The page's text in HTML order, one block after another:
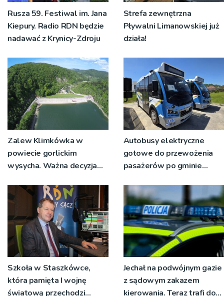
Rusza 59. Festiwal im. Jana
Kiepury. Radio RDN będzie
nadawać z Krynicy-Zdroju
Strefa zewnętrzna
Pływalni Limanowskiej już
działa!
Zalew Klimkówka w
powiecie gorlickim
wysycha. Ważna decyzja
Autobusy elektryczne
gotowe do przewożenia
pasażerów po gminie
Szkoła w Staszkówce,
która pamięta I wojnę
światową przechodzi
Jechał na podwójnym gazie
z sądowym zakazem
kierowania. Teraz trafi do